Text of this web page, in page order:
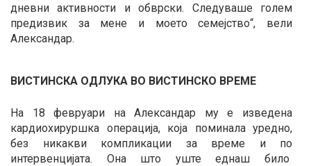
дневни активности и обврски. Следуваше голем
предизвик за мене и моето семејство“, вели
Александар.
ВИСТИНСКА ОДЛУКА ВО ВИСТИНСКО ВРЕМЕ
На 18 февруари на Александар му е изведена
кардиохируршка операција, која поминала уредно,
без никакви компликации за време и по
интервенцијата. Она што уште еднаш било